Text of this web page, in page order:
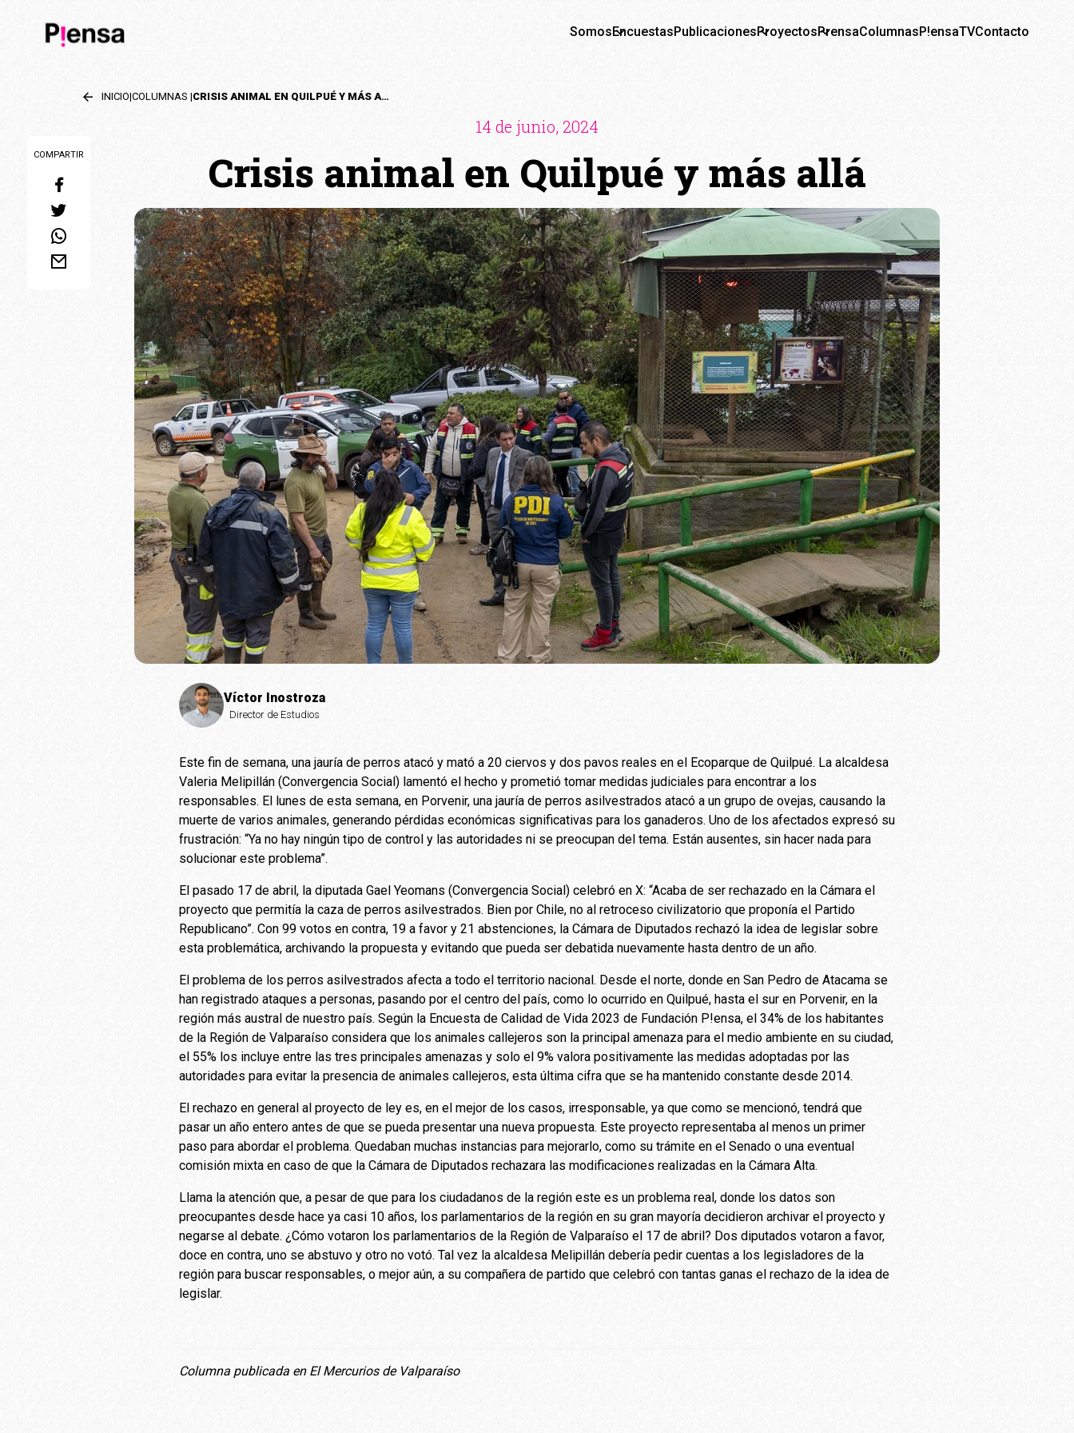
SomosEncuestasPublicacionesProyectosPrensaColumnasP!ensaTVContacto
INICIO|COLUMNAS | CRISIS ANIMAL EN QUILPUÉ Y MÁS ALLÁ
COMPARTIR
14 de junio, 2024
Crisis animal en Quilpué y más allá
Víctor Inostroza
Director de Estudios
Este fin de semana, una jauría de perros atacó y mató a 20 ciervos y dos pavos reales en el Ecoparque de Quilpué. La alcaldesa
Valeria Melipillán (Convergencia Social) lamentó el hecho y prometió tomar medidas judiciales para encontrar a los
responsables. El lunes de esta semana, en Porvenir, una jauría de perros asilvestrados atacó a un grupo de ovejas, causando la
muerte de varios animales, generando pérdidas económicas significativas para los ganaderos. Uno de los afectados expresó su
frustración: “Ya no hay ningún tipo de control y las autoridades ni se preocupan del tema. Están ausentes, sin hacer nada para
solucionar este problema”.
El pasado 17 de abril, la diputada Gael Yeomans (Convergencia Social) celebró en X: “Acaba de ser rechazado en la Cámara el
proyecto que permitía la caza de perros asilvestrados. Bien por Chile, no al retroceso civilizatorio que proponía el Partido
Republicano”. Con 99 votos en contra, 19 a favor y 21 abstenciones, la Cámara de Diputados rechazó la idea de legislar sobre
esta problemática, archivando la propuesta y evitando que pueda ser debatida nuevamente hasta dentro de un año.
El problema de los perros asilvestrados afecta a todo el territorio nacional. Desde el norte, donde en San Pedro de Atacama se
han registrado ataques a personas, pasando por el centro del país, como lo ocurrido en Quilpué, hasta el sur en Porvenir, en la
región más austral de nuestro país. Según la Encuesta de Calidad de Vida 2023 de Fundación P!ensa, el 34% de los habitantes
de la Región de Valparaíso considera que los animales callejeros son la principal amenaza para el medio ambiente en su ciudad,
el 55% los incluye entre las tres principales amenazas y solo el 9% valora positivamente las medidas adoptadas por las
autoridades para evitar la presencia de animales callejeros, esta última cifra que se ha mantenido constante desde 2014.
El rechazo en general al proyecto de ley es, en el mejor de los casos, irresponsable, ya que como se mencionó, tendrá que
pasar un año entero antes de que se pueda presentar una nueva propuesta. Este proyecto representaba al menos un primer
paso para abordar el problema. Quedaban muchas instancias para mejorarlo, como su trámite en el Senado o una eventual
comisión mixta en caso de que la Cámara de Diputados rechazara las modificaciones realizadas en la Cámara Alta.
Llama la atención que, a pesar de que para los ciudadanos de la región este es un problema real, donde los datos son
preocupantes desde hace ya casi 10 años, los parlamentarios de la región en su gran mayoría decidieron archivar el proyecto y
negarse al debate. ¿Cómo votaron los parlamentarios de la Región de Valparaíso el 17 de abril? Dos diputados votaron a favor,
doce en contra, uno se abstuvo y otro no votó. Tal vez la alcaldesa Melipillán debería pedir cuentas a los legisladores de la
región para buscar responsables, o mejor aún, a su compañera de partido que celebró con tantas ganas el rechazo de la idea de
legislar.
Columna publicada en El Mercurios de Valparaíso